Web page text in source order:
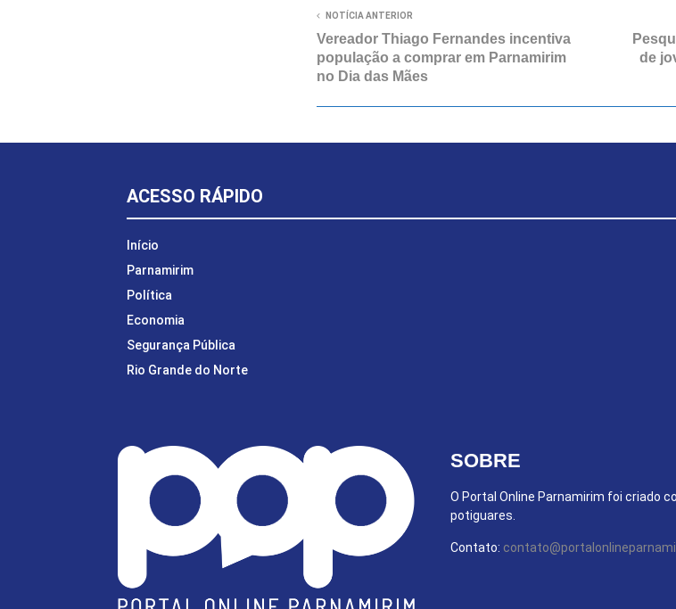
NOTÍCIA ANTERIOR
Vereador Thiago Fernandes incentiva
população a comprar em Parnamirim
no Dia das Mães
de
ACESSO RÁPIDO
Início
Parnamirim
Política
Economia
Segurança Pública
Rio Grande do Norte
SOBRE
O Portal Online Parnamirim foi criado
potiguares.
Contato: